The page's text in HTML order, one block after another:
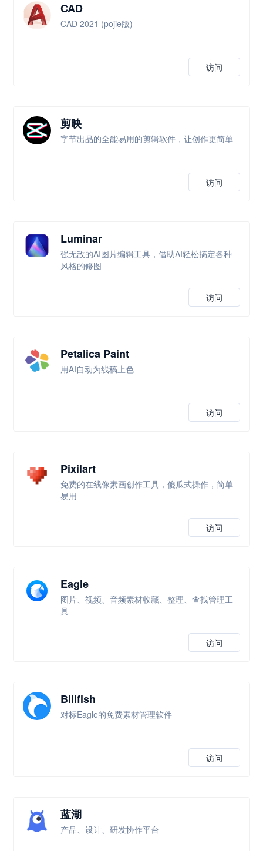
CAD
CAD 2021 (pojie版)
访问
剪映
字节出品的全能易用的剪辑软件，让创作更简单
访问
Luminar
强无敌的AI图片编辑工具，借助AI轻松搞定各种
风格的修图
访问
Petalica Paint
用AI自动为线稿上色
访问
Pixilart
免费的在线像素画创作工具，傻瓜式操作，简单
易用
访问
Eagle
图片、视频、音频素材收藏、整理、查找管理工
具
访问
Billfish
对标Eagle的免费素材管理软件
访问
蓝湖
产品、设计、研发协作平台